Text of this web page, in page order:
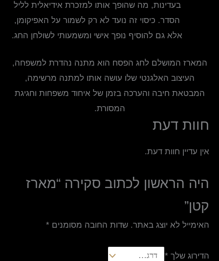
בעדינות, מה שהופך אותו למזכרת אידיאלית לליל
הסדר. כיסוי זה נועד לא רק לשמור על האפיקומן,
אלא גם להוסיף נופך אישי ומשמעותי לשולחן החג.
המארז המושלם לחג הפסח הוא מתנה נהדרת למשפחה,
העיצוב האלגנטי שלו עושה אותו למתנה מרשימה,
המבטאת חיבה והערכה בזמן של איחוד משפחות וחגיגת
המסורת.
חוות דעת
אין עדיין חוות דעת.
היה הראשון לכתוב סקירה “מארז
קטן”
האימייל לא יוצג באתר. שדות החובה מסומנים *
הדירוג שלך *